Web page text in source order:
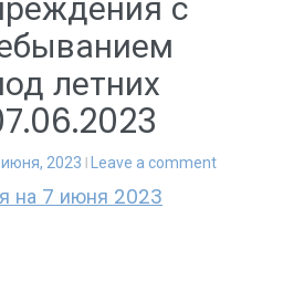
летних
июня, 2023 Leave a comment
на 7 июня 2023